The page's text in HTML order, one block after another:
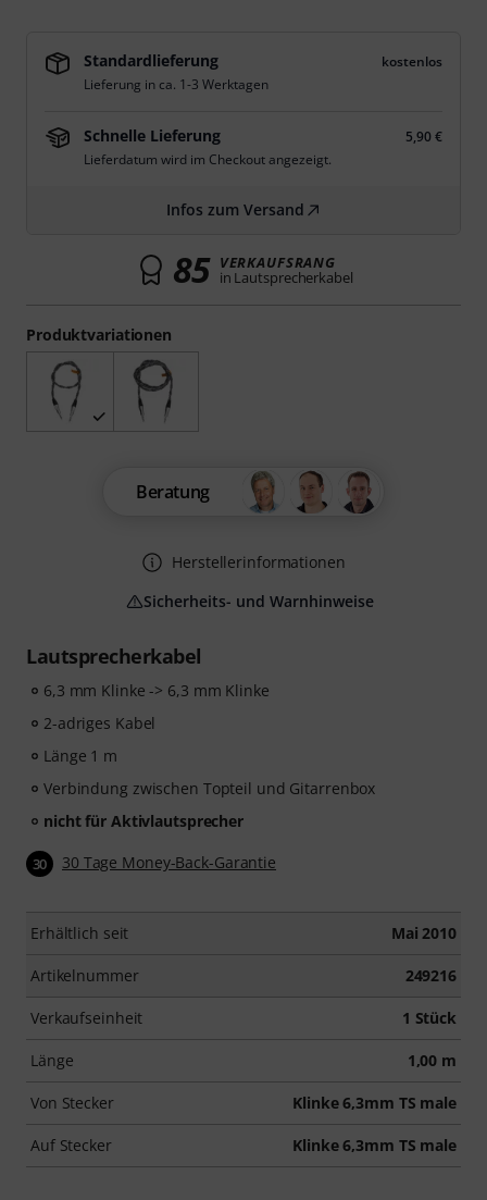
Lautsprecherkabel
6,3 mm Klinke -> 6,3 mm Klinke
2-adriges Kabel
Länge 1 m
Verbindung zwischen Topteil und Gitarrenbox
nicht für Aktivlautsprecher
30 30 Tage Money-Back-Garantie
Erhältlich seit Mai 2010
Artikelnummer 249216
Verkaufseinheit 1 Stück
Länge 1,00 m
Von Stecker Klinke 6,3mm TS male
Auf Stecker Klinke 6,3mm TS male
Produktvariationen
Standardlieferung
kostenlos
Lieferung in ca. 1-3 Werktagen
Schnelle Lieferung
5,90 €
Lieferdatum wird im Checkout angezeigt.
Infos zum Versand
85 VERKAUFSRANG
in Lautsprecherkabel
Beratung
Herstellerinformationen
Sicherheits- und Warnhinweise